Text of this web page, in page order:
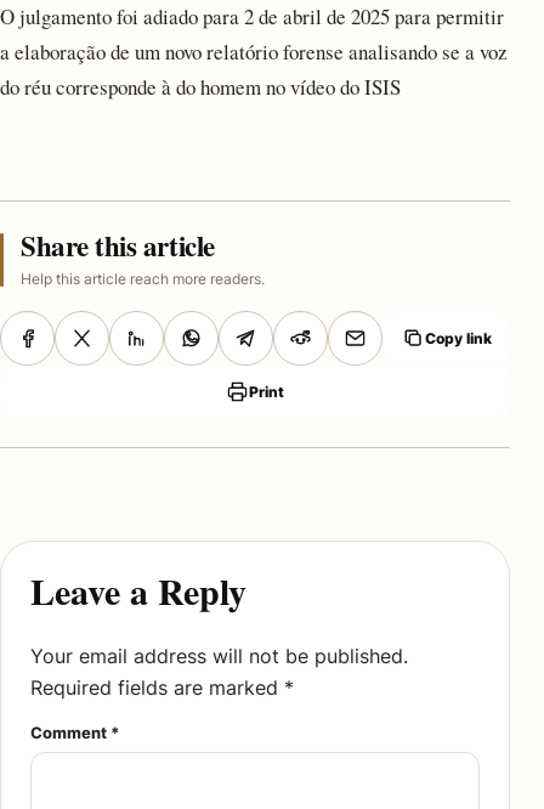
O julgamento foi adiado para 2 de abril de 2025 para permitir
a elaboração de um novo relatório forense analisando se a voz
do réu corresponde à do homem no vídeo do ISIS
Share this article
Help this article reach more readers.
Copy link
Print
Leave a Reply
Your email address will not be published.
Required fields are marked *
Comment *